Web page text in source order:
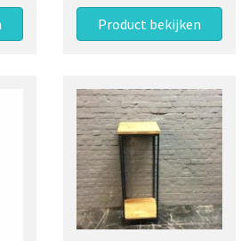
Product bekijken